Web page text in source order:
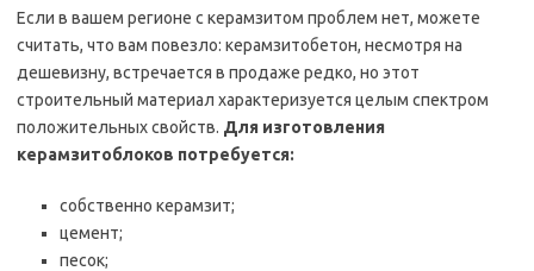
Если в вашем регионе с керамзитом проблем нет, можете
считать, что вам повезло: керамзитобетон, несмотря на
дешевизну, встречается в продаже редко, но этот
строительный материал характеризуется целым спектром
положительных свойств. Для изготовления
керамзитоблоков потребуется:
собственно керамзит;
цемент;
песок;